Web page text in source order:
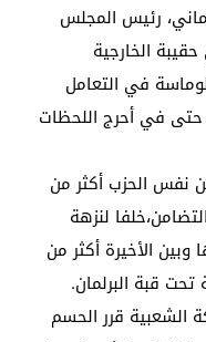
رئيس المجلس
الخارجية
في التعامل
حتى في أحرج اللحظات
نفس الحزب أكثر من
لنزهة
الأخيرة أكثر من
قبة البرلمان.
الشعبية قرر الحسم